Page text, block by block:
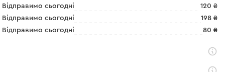
Відправимо сьогодні
120 ₴
Відправимо сьогодні
198 ₴
Відправимо сьогодні
80 ₴